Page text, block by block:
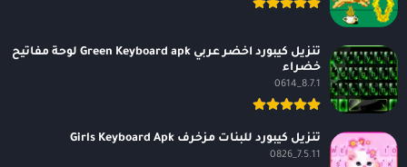
تنزيل كيبورد اخضر عربي Green Keyboard apk لوحة مفاتيح
خضراء
8.7.1_0614
تنزيل كيبورد للبنات مزخرف Girls Keyboard Apk
7.5.11_0826